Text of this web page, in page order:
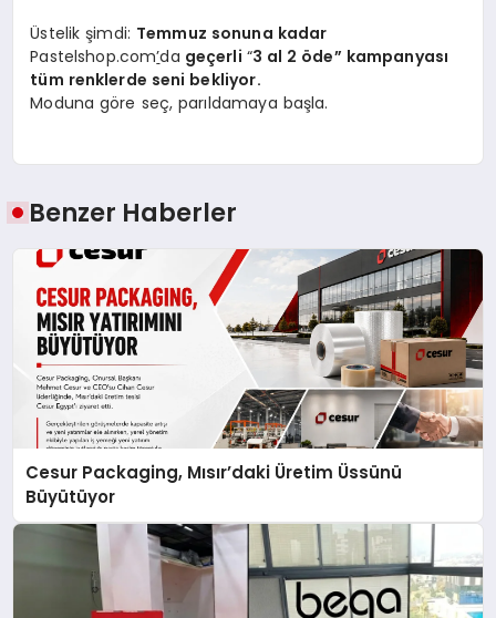
Üstelik şimdi: Temmuz sonuna kadar
Pastelshop.com’da geçerli “3 al 2 öde” kampanyası
tüm renklerde seni bekliyor.
Moduna göre seç, parıldamaya başla.
Benzer Haberler
Cesur Packaging, Mısır’daki Üretim Üssünü
Büyütüyor